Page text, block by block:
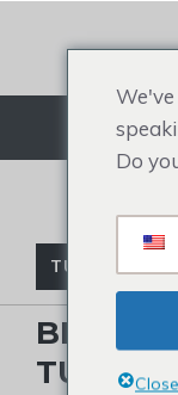
TUPECIK
BILL
Do